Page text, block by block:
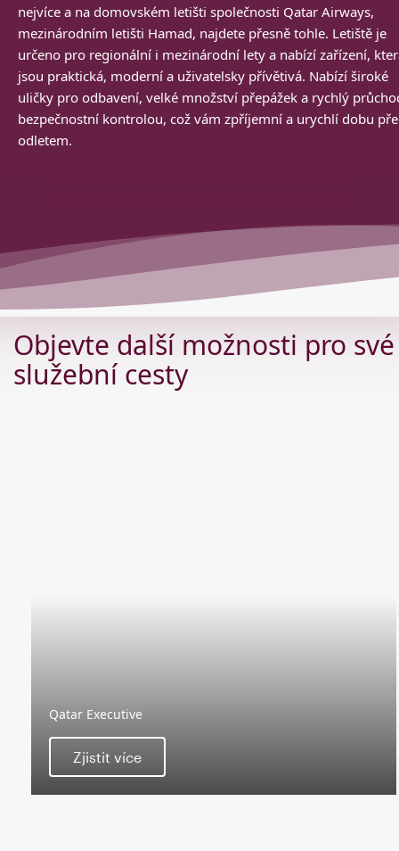
nejvíce a na domovském letišti společnosti Qatar Airways,
mezinárodním letišti Hamad, najdete přesně tohle. Letiště je
určeno pro regionální i mezinárodní lety a nabízí zařízení,
jsou praktická, moderní a uživatelsky přívětivá. Nabízí široké
uličky pro odbavení, velké množství přepážek a rychlý
bezpečnostní kontrolou, což vám zpříjemní a urychlí dobu
odletem.
Objevte další možnosti pro své
služební cesty
Qatar Executive
Zjistit více